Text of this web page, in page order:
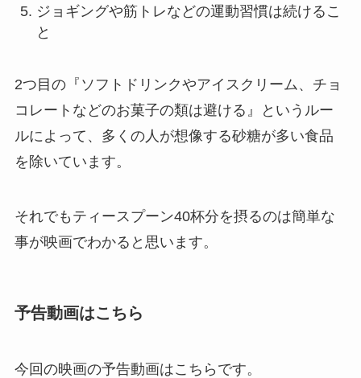
ジョギングや筋トレなどの運動習慣は続けるこ
と
2つ目の『ソフトドリンクやアイスクリーム、チョ
コレートなどのお菓子の類は避ける』というルー
ルによって、多くの人が想像する砂糖が多い食品
を除いています。
それでもティースプーン40杯分を摂るのは簡単な
事が映画でわかると思います。
予告動画はこちら
今回の映画の予告動画はこちらです。